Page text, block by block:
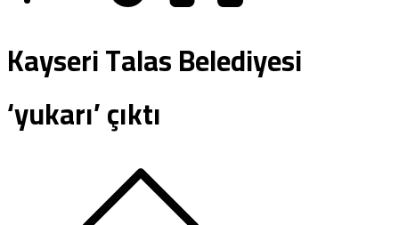
Kayseri Talas Belediyesi
‘yukarı’ çıktı